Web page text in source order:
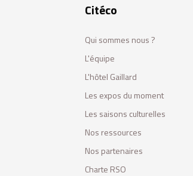
Citéco
Qui sommes nous ?
L'équipe
L'hôtel Gaillard
Les expos du moment
Les saisons culturelles
Nos ressources
Nos partenaires
Charte RSO